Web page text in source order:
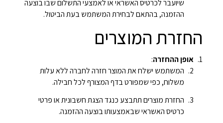
שיועבר לכרטיס האשראי או לאמצעי התשלום שבו בוצעה
ההזמנה, בהתאם לבחירת המשתמש בעת הביטול.
החזרת המוצרים
אופן ההחזרה:
המשתמש ישלח את המוצר חזרה לחברה ללא עלות
משלוח, כפי שמפורט בדף המצורף לכל חבילה.
החזרת מוצרים תתבצע כנגד הצגת חשבונית או פרטי
כרטיס האשראי שבאמצעותו בוצעה ההזמנה.